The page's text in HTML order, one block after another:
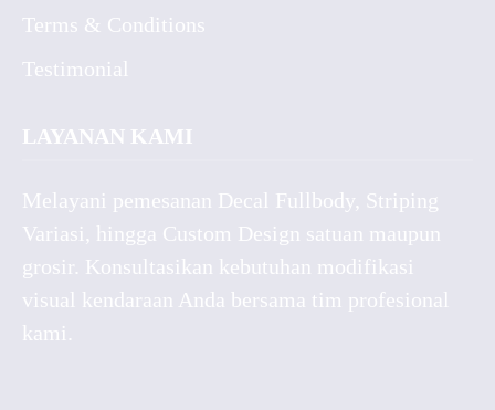
Terms & Conditions
Testimonial
LAYANAN KAMI
Melayani pemesanan Decal Fullbody, Striping
Variasi, hingga Custom Design satuan maupun
grosir. Konsultasikan kebutuhan modifikasi
visual kendaraan Anda bersama tim profesional
kami.